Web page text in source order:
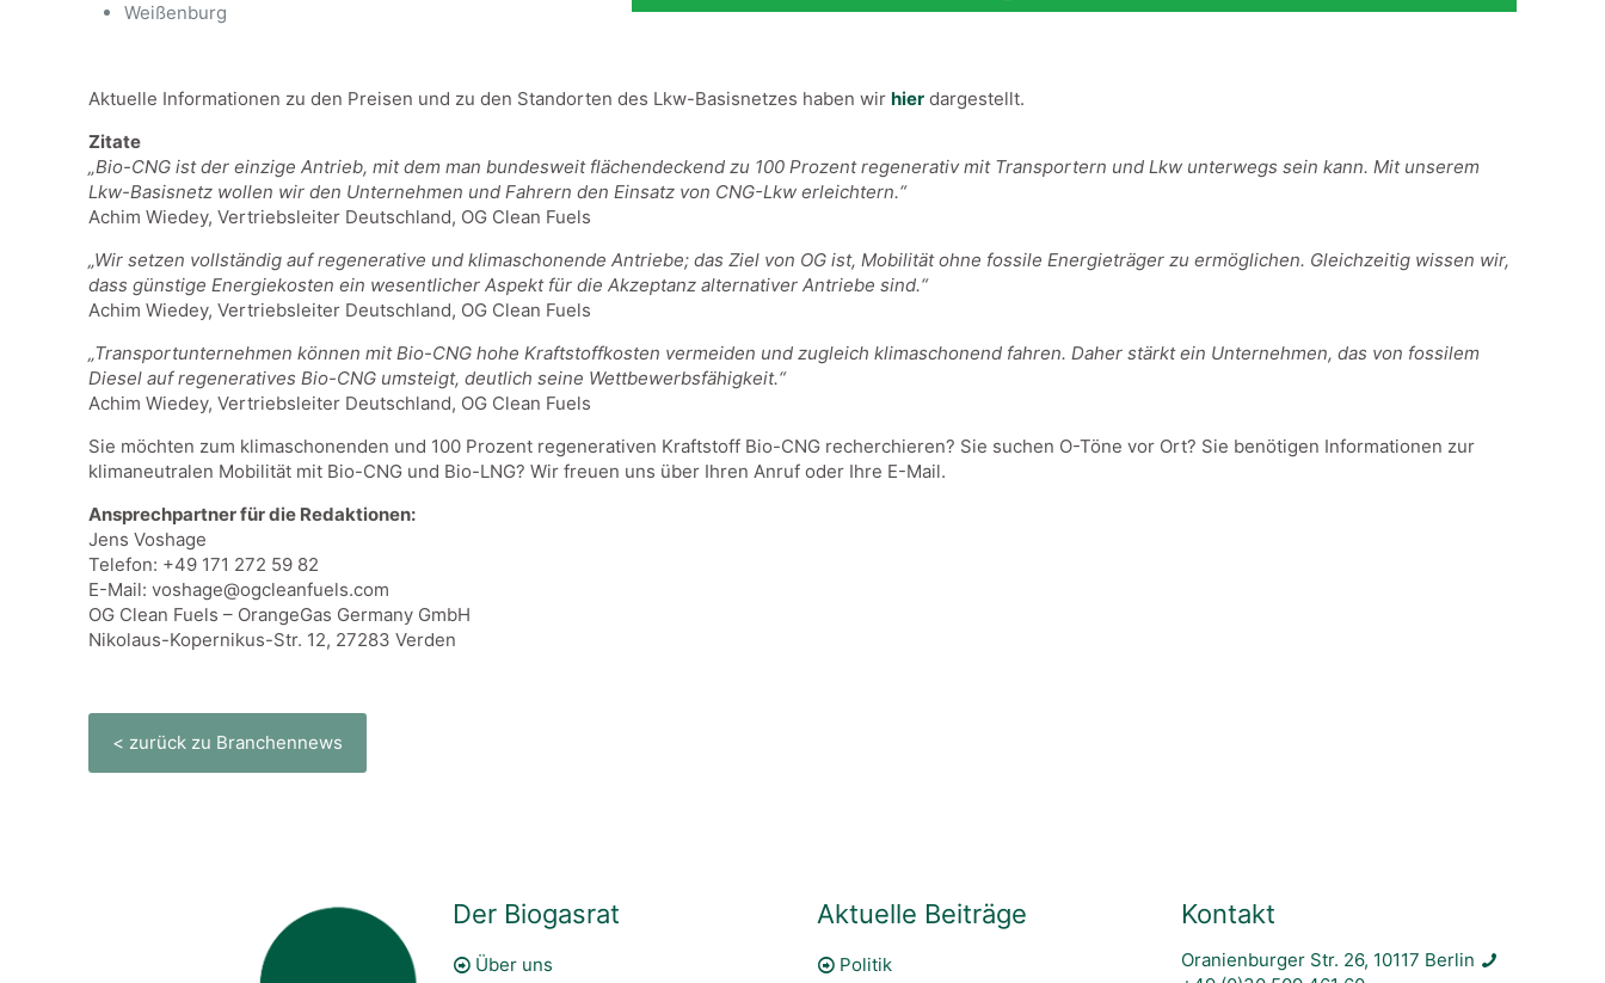
Weißenburg
Aktuelle Informationen zu den Preisen und zu den Standorten des Lkw-Basisnetzes haben wirhier dargestellt.
Zitate
„Bio-CNG ist der einzige Antrieb, mit dem man bundesweit flächendeckend zu 100 Prozent regenerativ mit Transportern und Lkw unterwegs sein kann. Mit unserem
Lkw-Basisnetz wollen wir den Unternehmen und Fahrern den Einsatz von CNG-Lkw erleichtern.“
Achim Wiedey, Vertriebsleiter Deutschland, OG Clean Fuels
„Wir setzen vollständig auf regenerative und klimaschonende Antriebe; das Ziel von OG ist, Mobilität ohne fossile Energieträger zu ermöglichen. Gleichzeitig wissen wir,
dass günstige Energiekosten ein wesentlicher Aspekt für die Akzeptanz alternativer Antriebe sind.“
Achim Wiedey, Vertriebsleiter Deutschland, OG Clean Fuels
„Transportunternehmen können mit Bio-CNG hohe Kraftstoffkosten vermeiden und zugleich klimaschonend fahren. Daher stärkt ein Unternehmen, das von fossilem
Diesel auf regeneratives Bio-CNG umsteigt, deutlich seine Wettbewerbsfähigkeit.“
Achim Wiedey, Vertriebsleiter Deutschland, OG Clean Fuels
Sie möchten zum klimaschonenden und 100 Prozent regenerativen Kraftstoff Bio-CNG recherchieren? Sie suchen O-Töne vor Ort? Sie benötigen Informationen zur
klimaneutralen Mobilität mit Bio-CNG und Bio-LNG? Wir freuen uns über Ihren Anruf oder Ihre E-Mail.
Ansprechpartner für die Redaktionen:
Jens Voshage
Telefon: +49 171 272 59 82
E-Mail: voshage@ogcleanfuels.com
OG Clean Fuels – OrangeGas Germany GmbH
Nikolaus-Kopernikus-Str. 12, 27283 Verden
< zurück zu Branchennews
Der Biogasrat
Über uns
Aktuelle Beiträge
Politik
Kontakt
Oranienburger Str. 26, 10117 Berlin